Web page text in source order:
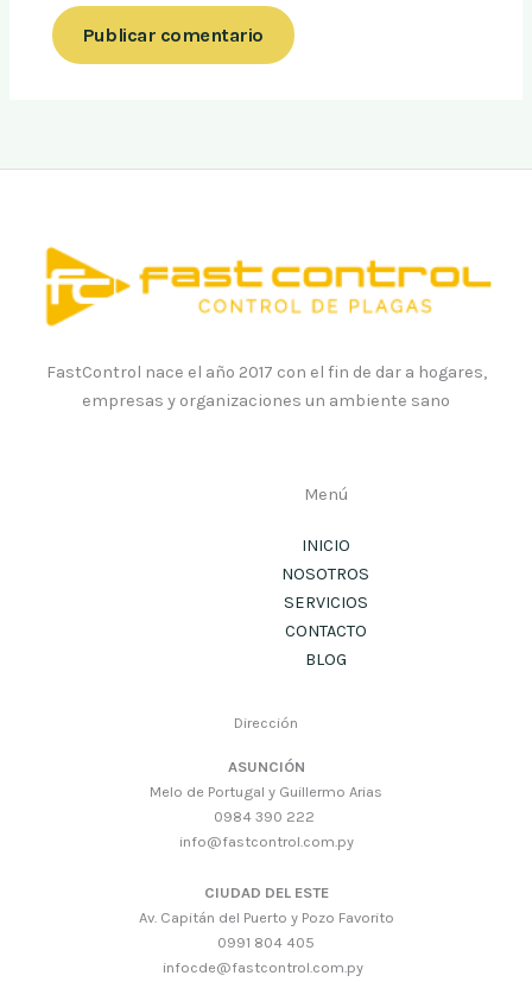
FastControl nace el año 2017 con el fin de dar a hogares,
empresas y organizaciones un ambiente sano
Menú
INICIO
NOSOTROS
SERVICIOS
CONTACTO
BLOG
Dirección
ASUNCIÓN
Melo de Portugal y Guillermo Arias
0984 390 222
info@fastcontrol.com.py
CIUDAD DEL ESTE
Av. Capitán del Puerto y Pozo Favorito
0991 804 405
infocde@fastcontrol.com.py